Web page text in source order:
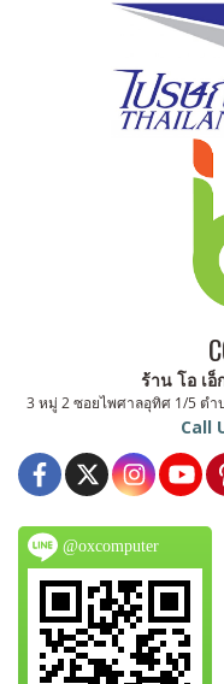
ร้าน โอ เ
3 หมู่ 2 ซอยไพศาลอุทิศ 1/5 ตำ
Call
@oxcomputer